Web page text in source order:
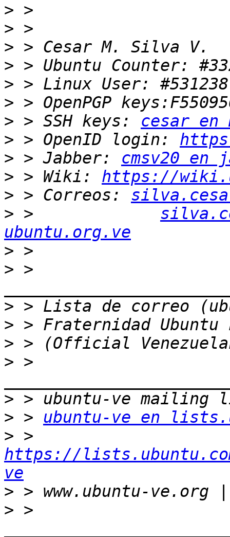
>
>
>
>
>
>
> > SSH keys: cesar en
> > OpenID login:
> > Jabber: cmsv20 en
> > Wiki: https://
> > Correos:
> >
ubuntu.org.ve
>
> >
>
>
>
> >
>
> > ubuntu-ve en
>
https://
ve
>
> >